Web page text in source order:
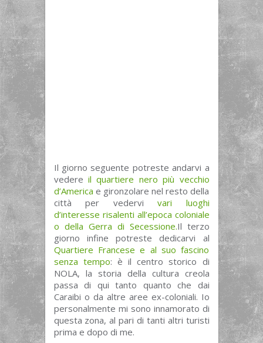
Il giorno seguente potreste andarvi a
vedere il quartiere nero più vecchio
d’America e gironzolare nel resto della
città per vedervi vari luoghi
d’interesse risalenti all’epoca coloniale
o della Gerra di Secessione.Il terzo
giorno infine potreste dedicarvi al
Quartiere Francese e al suo fascino
senza tempo: è il centro storico di
NOLA, la storia della cultura creola
passa di qui tanto quanto che dai
Caraibi o da altre aree ex-coloniali. Io
personalmente mi sono innamorato di
questa zona, al pari di tanti altri turisti
prima e dopo di me.